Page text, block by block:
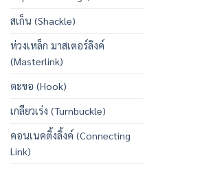
สเก็น (Shackle)
ห่วงเหล็ก มาสเตอร์ลิงค์
(Masterlink)
ตะขอ (Hook)
เกลียวเร่ง (Turnbuckle)
คอนเนคติ้งลิ้งค์ (Connecting
Link)